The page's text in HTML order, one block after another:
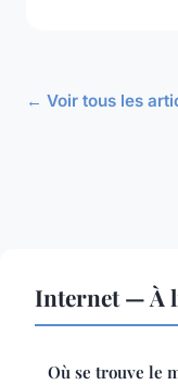
← Voir tous les
Internet — À
Où se trouve le